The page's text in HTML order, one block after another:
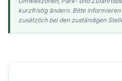
kurzfristig ändern. Bitte
zusätzlich bei den zuständigen